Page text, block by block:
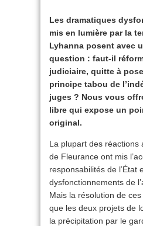
Les dramatiques
mis en lumière par la
Lyhanna posent avec
question : faut-il
judiciaire, quitte à
principe tabou de
juges ? Nous vous
libre qui expose un
original.
La plupart des réactions
de Fleurance ont mis
responsabilités de l’État
dysfonctionnements de
Mais la résolution de
que les deux projets de
la précipitation par le